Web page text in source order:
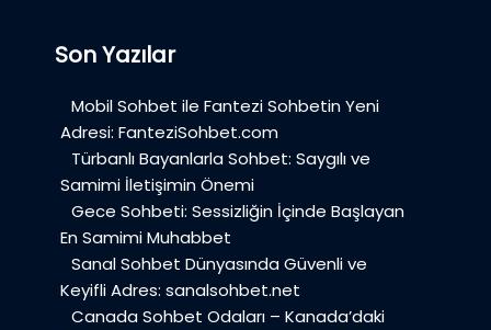
Son Yazılar
Mobil Sohbet ile Fantezi Sohbetin Yeni
Adresi: FanteziSohbet.com
Türbanlı Bayanlarla Sohbet: Saygılı ve
Samimi İletişimin Önemi
Gece Sohbeti: Sessizliğin İçinde Başlayan
En Samimi Muhabbet
Sanal Sohbet Dünyasında Güvenli ve
Keyifli Adres: sanalsohbet.net
Canada Sohbet Odaları – Kanada’daki